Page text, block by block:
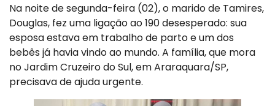
Na noite de segunda-feira (02), o marido de Tamires,
Douglas, fez uma ligação ao 190 desesperado: sua
esposa estava em trabalho de parto e um dos
bebês já havia vindo ao mundo. A família, que mora
no Jardim Cruzeiro do Sul, em Araraquara/SP,
precisava de ajuda urgente.